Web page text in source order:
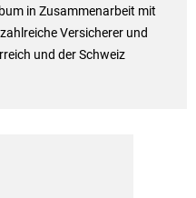
in Zusammenarbeit mit
Versicherer und
und der Schweiz